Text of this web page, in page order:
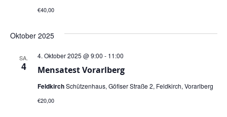
€40,00
Oktober 2025
SA.
4 Mensatest Vorarlberg
4. Oktober 2025 @ 9:00 - 11:00
FeldkirchSchützenhaus, Göfiser Straße 2, Feldkirch, Vorarlberg
€20,00